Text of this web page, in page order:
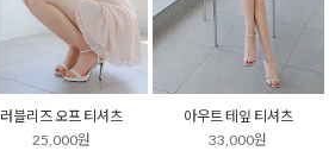
러블리즈 오프 티셔츠
25,000원
아우트 테잎 티셔츠
33,000원